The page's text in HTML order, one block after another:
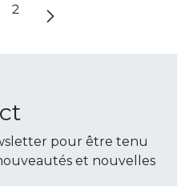
2
pour être tenu
et nouvelles